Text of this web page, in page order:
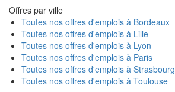
Offres par ville
Toutes nos offres d'emplois à Bordeaux
Toutes nos offres d'emplois à Lille
Toutes nos offres d'emplois à Lyon
Toutes nos offres d'emplois à Paris
Toutes nos offres d'emplois à Strasbourg
Toutes nos offres d'emplois à Toulouse